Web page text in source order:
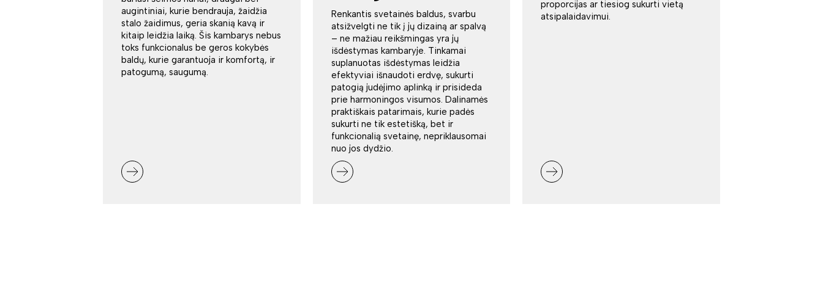
augintiniai, kurie bendrauja, žaidžia
stalo žaidimus, geria skanią kavą ir
kitaip leidžia laiką. Šis kambarys nebus
toks funkcionalus be geros kokybės
baldų, kurie garantuoja ir komfortą, ir
patogumą, saugumą.
Renkantis svetainės baldus, svarbu
atsižvelgti ne tik į jų dizainą ar spalvą
– ne mažiau reikšmingas yra jų
išdėstymas kambaryje. Tinkamai
suplanuotas išdėstymas leidžia
efektyviai išnaudoti erdvę, sukurti
patogią judėjimo aplinką ir prisideda
prie harmoningos visumos. Dalinamės
praktiškais patarimais, kurie padės
sukurti ne tik estetišką, bet ir
funkcionalią svetainę, nepriklausomai
nuo jos dydžio.
proporcijas ar tiesiog sukurti vietą
atsipalaidavimui.